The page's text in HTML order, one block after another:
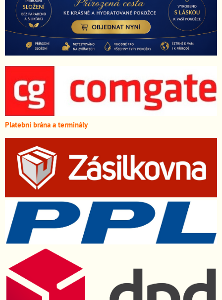
Platební brána a terminály